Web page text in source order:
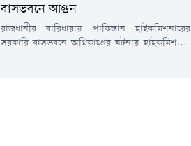
বাসভবনে আগুন
রাজধানীর বারিধারায় পাকিস্তান হাইকমিশনারের
সরকারি বাসভবনে অগ্নিকাণ্ডের ঘটনায় হাইকমিশনার